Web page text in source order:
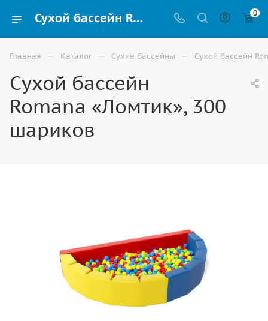
Сухой бассейн Romana «Ломтик», 300 шариков купить в Волгограде 0
Главная — Каталог — Сухие бассейны — Сухой бассейн
Сухой бассейн
Romana «Ломтик», 300
шариков